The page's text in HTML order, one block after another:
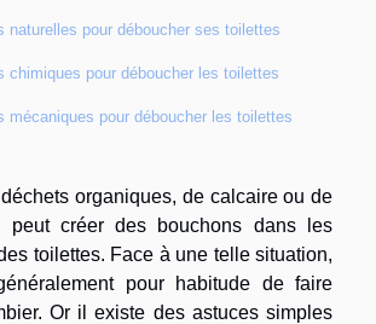
naturelles pour déboucher ses toilettes
chimiques pour déboucher les toilettes
mécaniques pour déboucher les toilettes
organiques, de calcaire ou de
peut créer des bouchons dans les
toilettes. Face à une telle situation,
pour habitude de faire
Or il existe des astuces simples